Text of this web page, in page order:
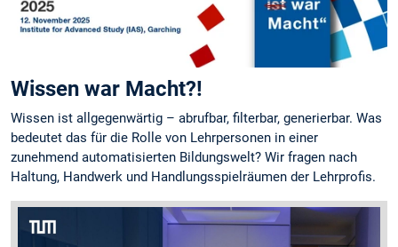
Wissen war Macht?!
Wissen ist allgegenwärtig – abrufbar, filterbar, generierbar. Was
bedeutet das für die Rolle von Lehrpersonen in einer
zunehmend automatisierten Bildungswelt? Wir fragen nach
Haltung, Handwerk und Handlungsspielräumen der Lehrprofis.